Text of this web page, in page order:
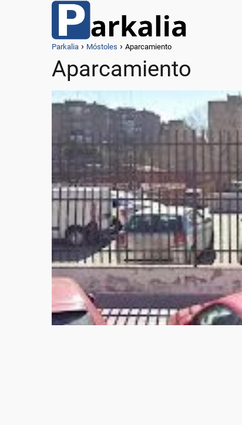
Parkalia Móstoles Aparcamiento
Aparcamiento